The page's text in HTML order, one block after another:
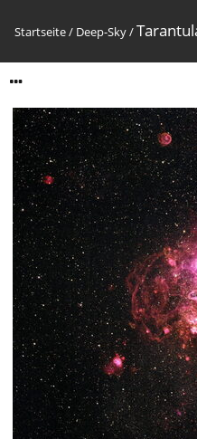
Startseite/ Deep-Sky/